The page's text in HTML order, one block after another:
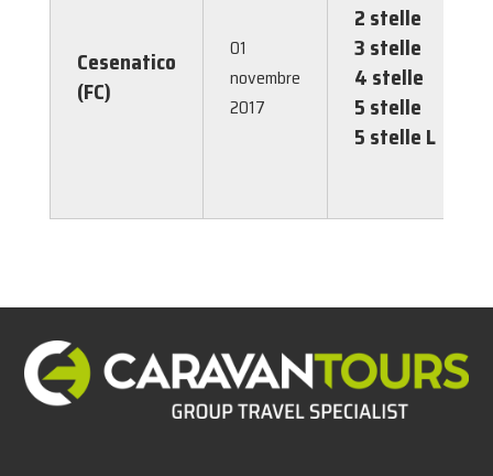
Cesenatico
(FC)
01
novembre
2017
2 stelle
3 stelle
4 stelle
5 stelle
5 stelle L